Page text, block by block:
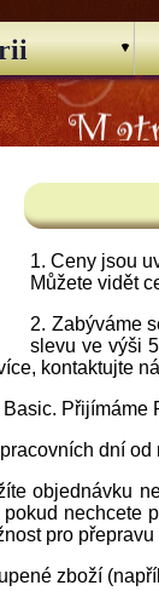
Ceny jsou
Můžete vidět
Zabýváme
slevu ve výši
kontaktujte
Přijímáme
dní
objednávku
nechcete
pro přepravu
zboží